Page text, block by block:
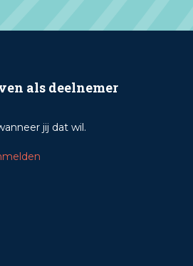
als deelnemer
jij dat wil.